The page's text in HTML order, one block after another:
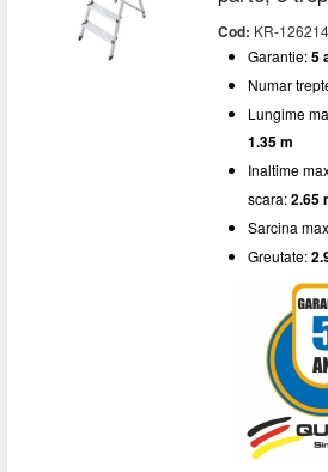
Cod: KR-126214
Garantie:5
Numar
Lungime
1.35 m
Inaltime
scara:2.65
Sarcina
Greutate: